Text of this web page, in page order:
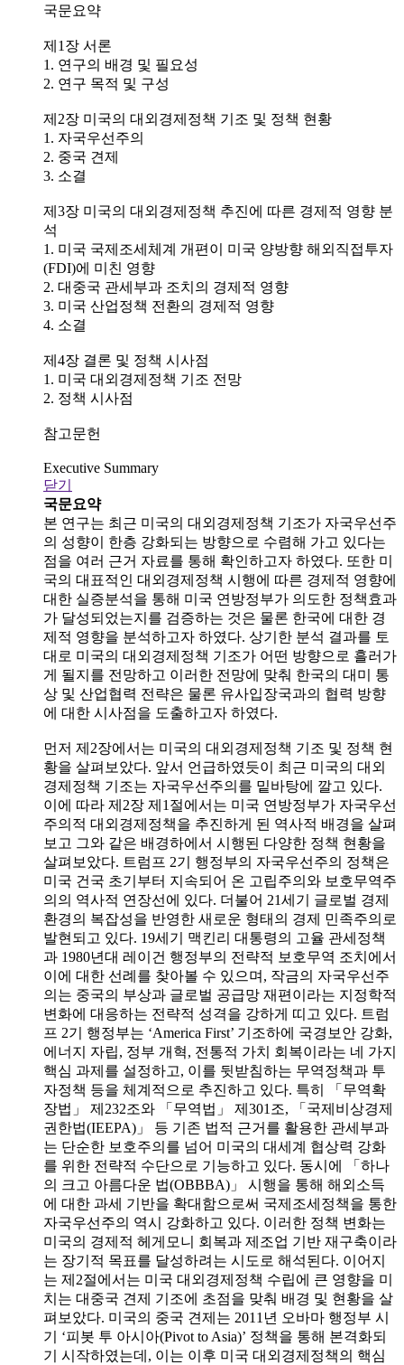
국문요약
제1장 서론
1. 연구의 배경 및 필요성
2. 연구 목적 및 구성
제2장 미국의 대외경제정책 기조 및 정책 현황
1. 자국우선주의
2. 중국 견제
3. 소결
제3장 미국의 대외경제정책 추진에 따른 경제적 영향 분
석
1. 미국 국제조세체계 개편이 미국 양방향 해외직접투자
(FDI)에 미친 영향
2. 대중국 관세부과 조치의 경제적 영향
3. 미국 산업정책 전환의 경제적 영향
4. 소결
제4장 결론 및 정책 시사점
1. 미국 대외경제정책 기조 전망
2. 정책 시사점
참고문헌
Executive Summary
닫기
국문요약
본 연구는 최근 미국의 대외경제정책 기조가 자국우선주
의 성향이 한층 강화되는 방향으로 수렴해 가고 있다는
점을 여러 근거 자료를 통해 확인하고자 하였다. 또한 미
국의 대표적인 대외경제정책 시행에 따른 경제적 영향에
대한 실증분석을 통해 미국 연방정부가 의도한 정책효과
가 달성되었는지를 검증하는 것은 물론 한국에 대한 경
제적 영향을 분석하고자 하였다. 상기한 분석 결과를 토
대로 미국의 대외경제정책 기조가 어떤 방향으로 흘러가
게 될지를 전망하고 이러한 전망에 맞춰 한국의 대미 통
상 및 산업협력 전략은 물론 유사입장국과의 협력 방향
에 대한 시사점을 도출하고자 하였다.
먼저 제2장에서는 미국의 대외경제정책 기조 및 정책 현
황을 살펴보았다. 앞서 언급하였듯이 최근 미국의 대외
경제정책 기조는 자국우선주의를 밑바탕에 깔고 있다.
이에 따라 제2장 제1절에서는 미국 연방정부가 자국우선
주의적 대외경제정책을 추진하게 된 역사적 배경을 살펴
보고 그와 같은 배경하에서 시행된 다양한 정책 현황을
살펴보았다. 트럼프 2기 행정부의 자국우선주의 정책은
미국 건국 초기부터 지속되어 온 고립주의와 보호무역주
의의 역사적 연장선에 있다. 더불어 21세기 글로벌 경제
환경의 복잡성을 반영한 새로운 형태의 경제 민족주의로
발현되고 있다. 19세기 맥킨리 대통령의 고율 관세정책
과 1980년대 레이건 행정부의 전략적 보호무역 조치에서
이에 대한 선례를 찾아볼 수 있으며, 작금의 자국우선주
의는 중국의 부상과 글로벌 공급망 재편이라는 지정학적
변화에 대응하는 전략적 성격을 강하게 띠고 있다. 트럼
프 2기 행정부는 ‘America First’ 기조하에 국경보안 강화,
에너지 자립, 정부 개혁, 전통적 가치 회복이라는 네 가지
핵심 과제를 설정하고, 이를 뒷받침하는 무역정책과 투
자정책 등을 체계적으로 추진하고 있다. 특히 「무역확
장법」 제232조와 「무역법」 제301조, 「국제비상경제
권한법(IEEPA)」 등 기존 법적 근거를 활용한 관세부과
는 단순한 보호주의를 넘어 미국의 대세계 협상력 강화
를 위한 전략적 수단으로 기능하고 있다. 동시에 「하나
의 크고 아름다운 법(OBBBA)」 시행을 통해 해외소득
에 대한 과세 기반을 확대함으로써 국제조세정책을 통한
자국우선주의 역시 강화하고 있다. 이러한 정책 변화는
미국의 경제적 헤게모니 회복과 제조업 기반 재구축이라
는 장기적 목표를 달성하려는 시도로 해석된다. 이어지
는 제2절에서는 미국 대외경제정책 수립에 큰 영향을 미
치는 대중국 견제 기조에 초점을 맞춰 배경 및 현황을 살
펴보았다. 미국의 중국 견제는 2011년 오바마 행정부 시
기 ‘피봇 투 아시아(Pivot to Asia)’ 정책을 통해 본격화되
기 시작하였는데, 이는 이후 미국 대외경제정책의 핵심